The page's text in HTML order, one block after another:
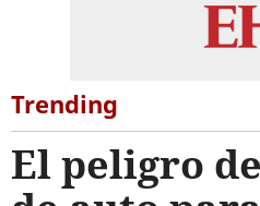
Trending
El peligro